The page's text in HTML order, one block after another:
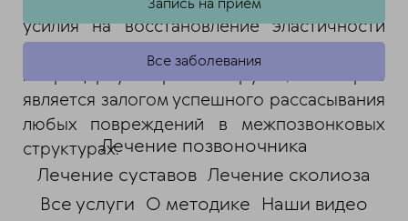
усилия на восстановление эластичности
мягких тканей и поддержание активного
микроциркуляторного русла, которое
является залогом успешного рассасывания
любых повреждений в межпозвонковых
структурах.
Запись на прием
Все заболевания
Лечение позвоночника
Лечение суставов Лечение сколиоза
Все услуги О методике Наши видео